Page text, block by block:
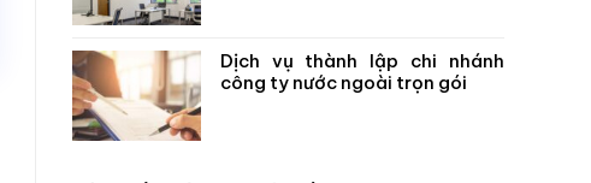
Dịch vụ thành lập chi nhánh
công ty nước ngoài trọn gói